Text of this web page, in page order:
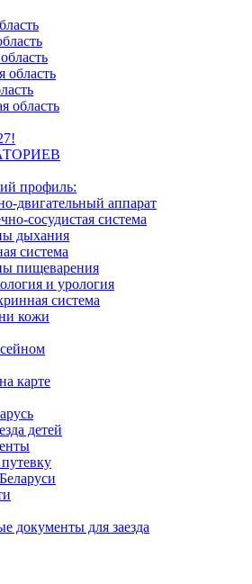
область
область
профиль:
двигательный аппарат
сосудистая система
дыхания
система
пищеварения
и урология
система
кожи
карте
детей
документы для заезда